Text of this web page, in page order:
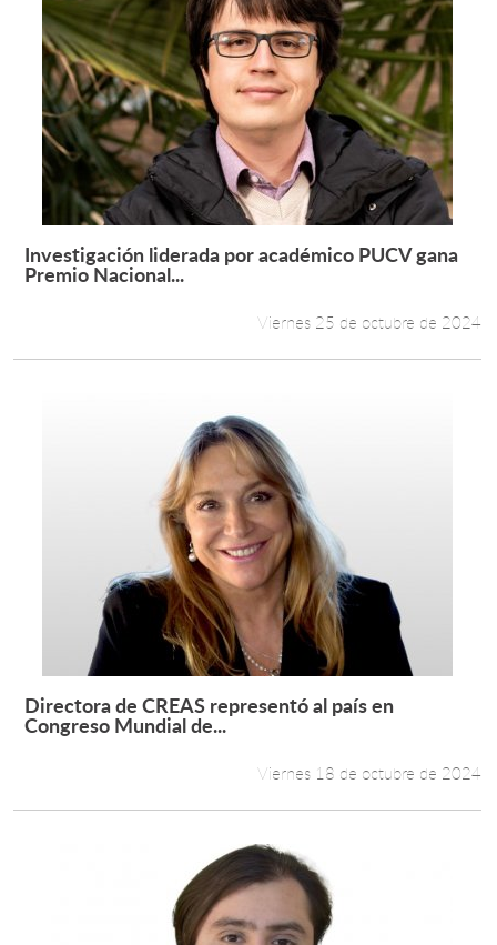
Leer más +
Investigación liderada por académico PUCV gana
Premio Nacional...
Viernes 25 de octubre de 2024
Leer más +
Directora de CREAS representó al país en
Congreso Mundial de...
Viernes 18 de octubre de 2024